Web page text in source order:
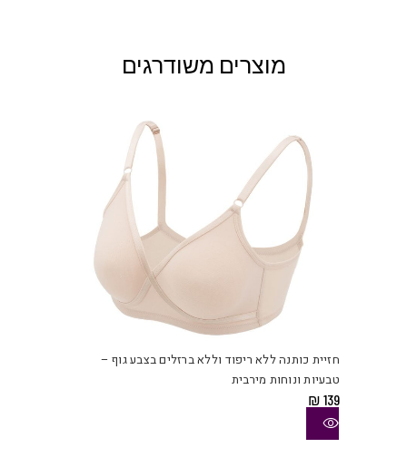
מוצרים משודרגים
חזיית כותנה ללא ריפוד וללא ברזלים בצבע גוף –
טבעיות ונוחות מירבית
₪ 139